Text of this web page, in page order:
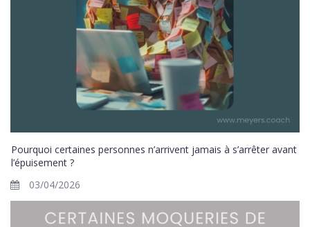
Pourquoi certaines personnes n’arrivent jamais à s’arrêter avant
l’épuisement ?
03/04/2026